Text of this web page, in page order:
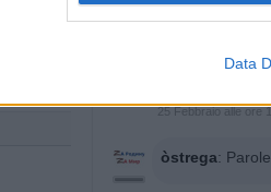
Data
25 Febbraio alle ore
25 Febbraio alle ore
òstrega: